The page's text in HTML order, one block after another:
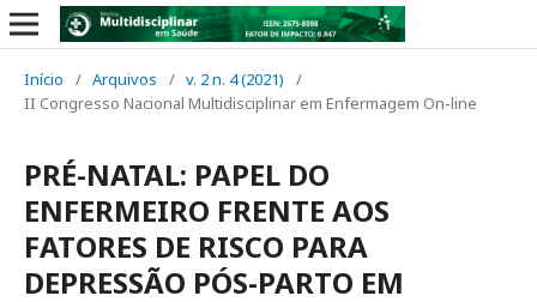
Início / Arquivos / v. 2 n. 4 (2021)
/
II Congresso Nacional Multidisciplinar em Enfermagem On-line
PRÉ-NATAL: PAPEL DO
ENFERMEIRO FRENTE AOS
FATORES DE RISCO PARA
DEPRESSÃO PÓS-PARTO EM